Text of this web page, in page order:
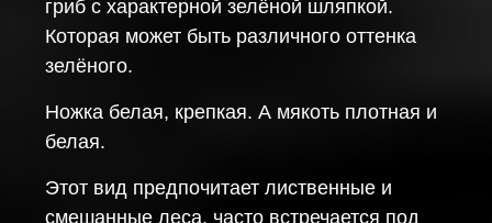
гриб с характерной зелёной шляпкой.
Которая может быть различного оттенка
зелёного.
Ножка белая, крепкая. А мякоть плотная и
белая.
Этот вид предпочитает лиственные и
смешанные леса, часто встречается под